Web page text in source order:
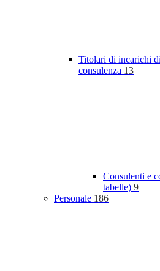
Titolari di incarichi
consulenza 13
Consulenti e
tabelle) 9
Personale 186